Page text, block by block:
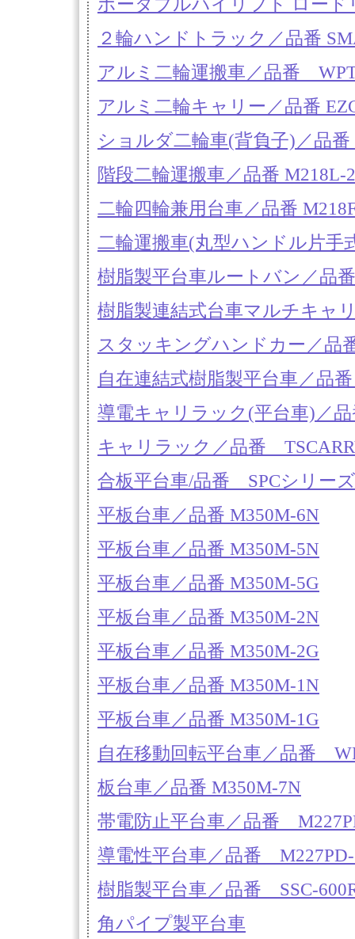
ポータブルハイリフト ロード
２輪ハンドトラック／品番
アルミ二輪運搬車／品番
アルミ二輪キャリー／品番
ショルダ二輪車(背負子)／品
階段二輪運搬車／品番 M218L-
二輪四輪兼用台車／品番
二輪運搬車(丸型ハンドル片
樹脂製平台車ルートバン／品
樹脂製連結式台車マルチキャ
スタッキングハンドカー／品
自在連結式樹脂製平台車／品
導電キャリラック(平台車)／
キャリラック／品番
合板平台車/品番 SPCシリーズ
平板台車／品番 M350M-6N
平板台車／品番 M350M-5N
平板台車／品番 M350M-5G
平板台車／品番 M350M-2N
平板台車／品番 M350M-2G
平板台車／品番 M350M-1N
平板台車／品番 M350M-1G
自在移動回転平台車／品番
板台車／品番 M350M-7N
帯電防止平台車／品番
導電性平台車／品番
樹脂製平台車／品番 SSC-
角パイプ製平台車